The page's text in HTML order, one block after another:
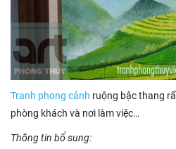
Tranh phong cảnh ruộng bậc thang
phòng khách và nơi làm việc…
Thông tin bổ sung: